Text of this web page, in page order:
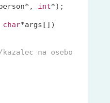
int*) ;
char*args[])
na osebo